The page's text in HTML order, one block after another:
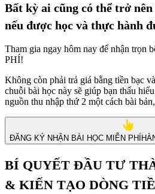
Bất kỳ ai cũng có thể trở
nếu được học và thực hành
Tham gia ngay hôm nay để nhận trọn
PHÍ!
Không còn phải trả giá bằng tiền bạc
chuỗi bài học này sẽ giúp bạn thấu
nguồn thu nhập thứ 2 một cách bài
ĐĂNG KÝ NHẬN BÀI HỌC MIỄN PHÍ
BÍ QUYẾT ĐẦU TƯ
& KIẾN TẠO DÒNG